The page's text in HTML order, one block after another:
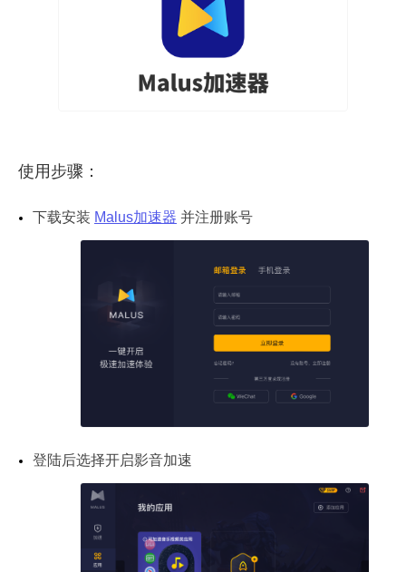
使用步骤：
下载安装 Malus加速器 并注册账号
登陆后选择开启影音加速